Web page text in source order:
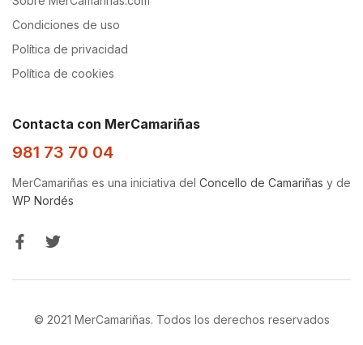
Condiciones de uso
Política de privacidad
Política de cookies
Contacta con MerCamariñas
981 73 70 04
MerCamariñas es una iniciativa del Concello de Camariñas y de
WP Nordés
© 2021 MerCamariñas. Todos los derechos reservados